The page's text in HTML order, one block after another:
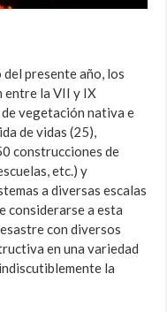
presente año, los
entre la VII y IX
vegetación nativa e
de vidas (25),
construcciones de
etc.) y
a diversas escalas
considerarse a esta
con diversos
en una variedad
la